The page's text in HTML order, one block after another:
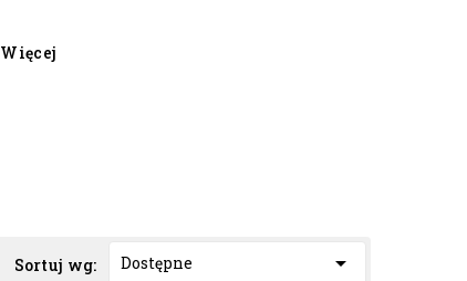
Więcej
Sortuj wg: Dostępne 